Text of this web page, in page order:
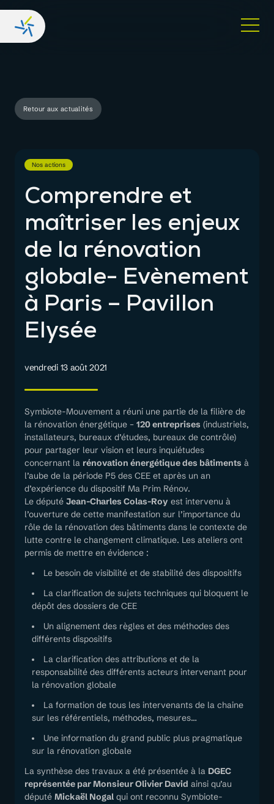
Retour aux actualités
Nos actions
Comprendre et
maîtriser les enjeux
de la rénovation
globale- Evènement
à Paris – Pavillon
Elysée
vendredi 13 août 2021
Symbiote-Mouvement a réuni une partie de la filière de
la rénovation énergétique – 120 entreprises (industriels,
installateurs, bureaux d’études, bureaux de contrôle)
pour partager leur vision et leurs inquiétudes
concernant la rénovation énergétique des bâtiments à
l’aube de la période P5 des CEE et après un an
d’expérience du dispositif Ma Prim Rénov.
Le député Jean-Charles Colas-Roy est intervenu à
l’ouverture de cette manifestation sur l’importance du
rôle de la rénovation des bâtiments dans le contexte de
lutte contre le changement climatique. Les ateliers ont
permis de mettre en évidence :
Le besoin de visibilité et de stabilité des dispositifs
La clarification de sujets techniques qui bloquent le
dépôt des dossiers de CEE
Un alignement des règles et des méthodes des
différents dispositifs
La clarification des attributions et de la
responsabilité des différents acteurs intervenant pour
la rénovation globale
La formation de tous les intervenants de la chaine
sur les référentiels, méthodes, mesures…
Une information du grand public plus pragmatique
sur la rénovation globale
La synthèse des travaux a été présentée à la DGEC
représentée par Monsieur Olivier David ainsi qu’au
député Mickaël Nogal qui ont reconnu Symbiote-